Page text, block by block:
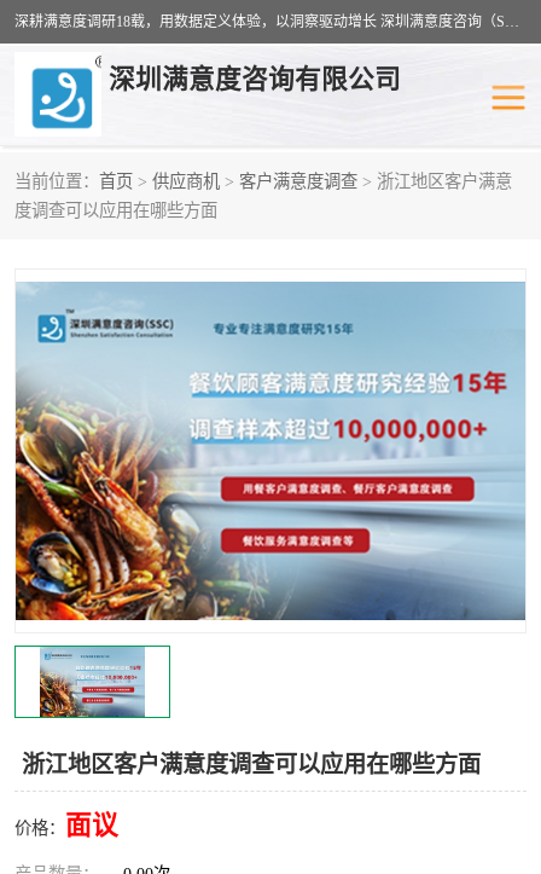
深耕满意度调研18载，用数据定义体验，以洞察驱动增长 深圳满意度咨询（SSC）：十八年专注，丈量每一份体验。
深圳满意度咨询有限公司
当前位置： 首页 > 供应商机 > 客户满意度调查 > 浙江地区客户满意
度调查可以应用在哪些方面
浙江地区客户满意度调查可以应用在哪些方面
价格： 面议
物业满意度调查
公共事务满意度调查 餐饮业满意度调查
营商环境满意度 员工满意度
服务满意度调查 汽车行业满意度